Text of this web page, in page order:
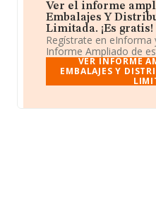
Ver el informe
Embalajes Y
Limitada. ¡Es gratis!
Regístrate en eInforma
Informe Ampliado de
VER INFORME
EMBALAJES Y